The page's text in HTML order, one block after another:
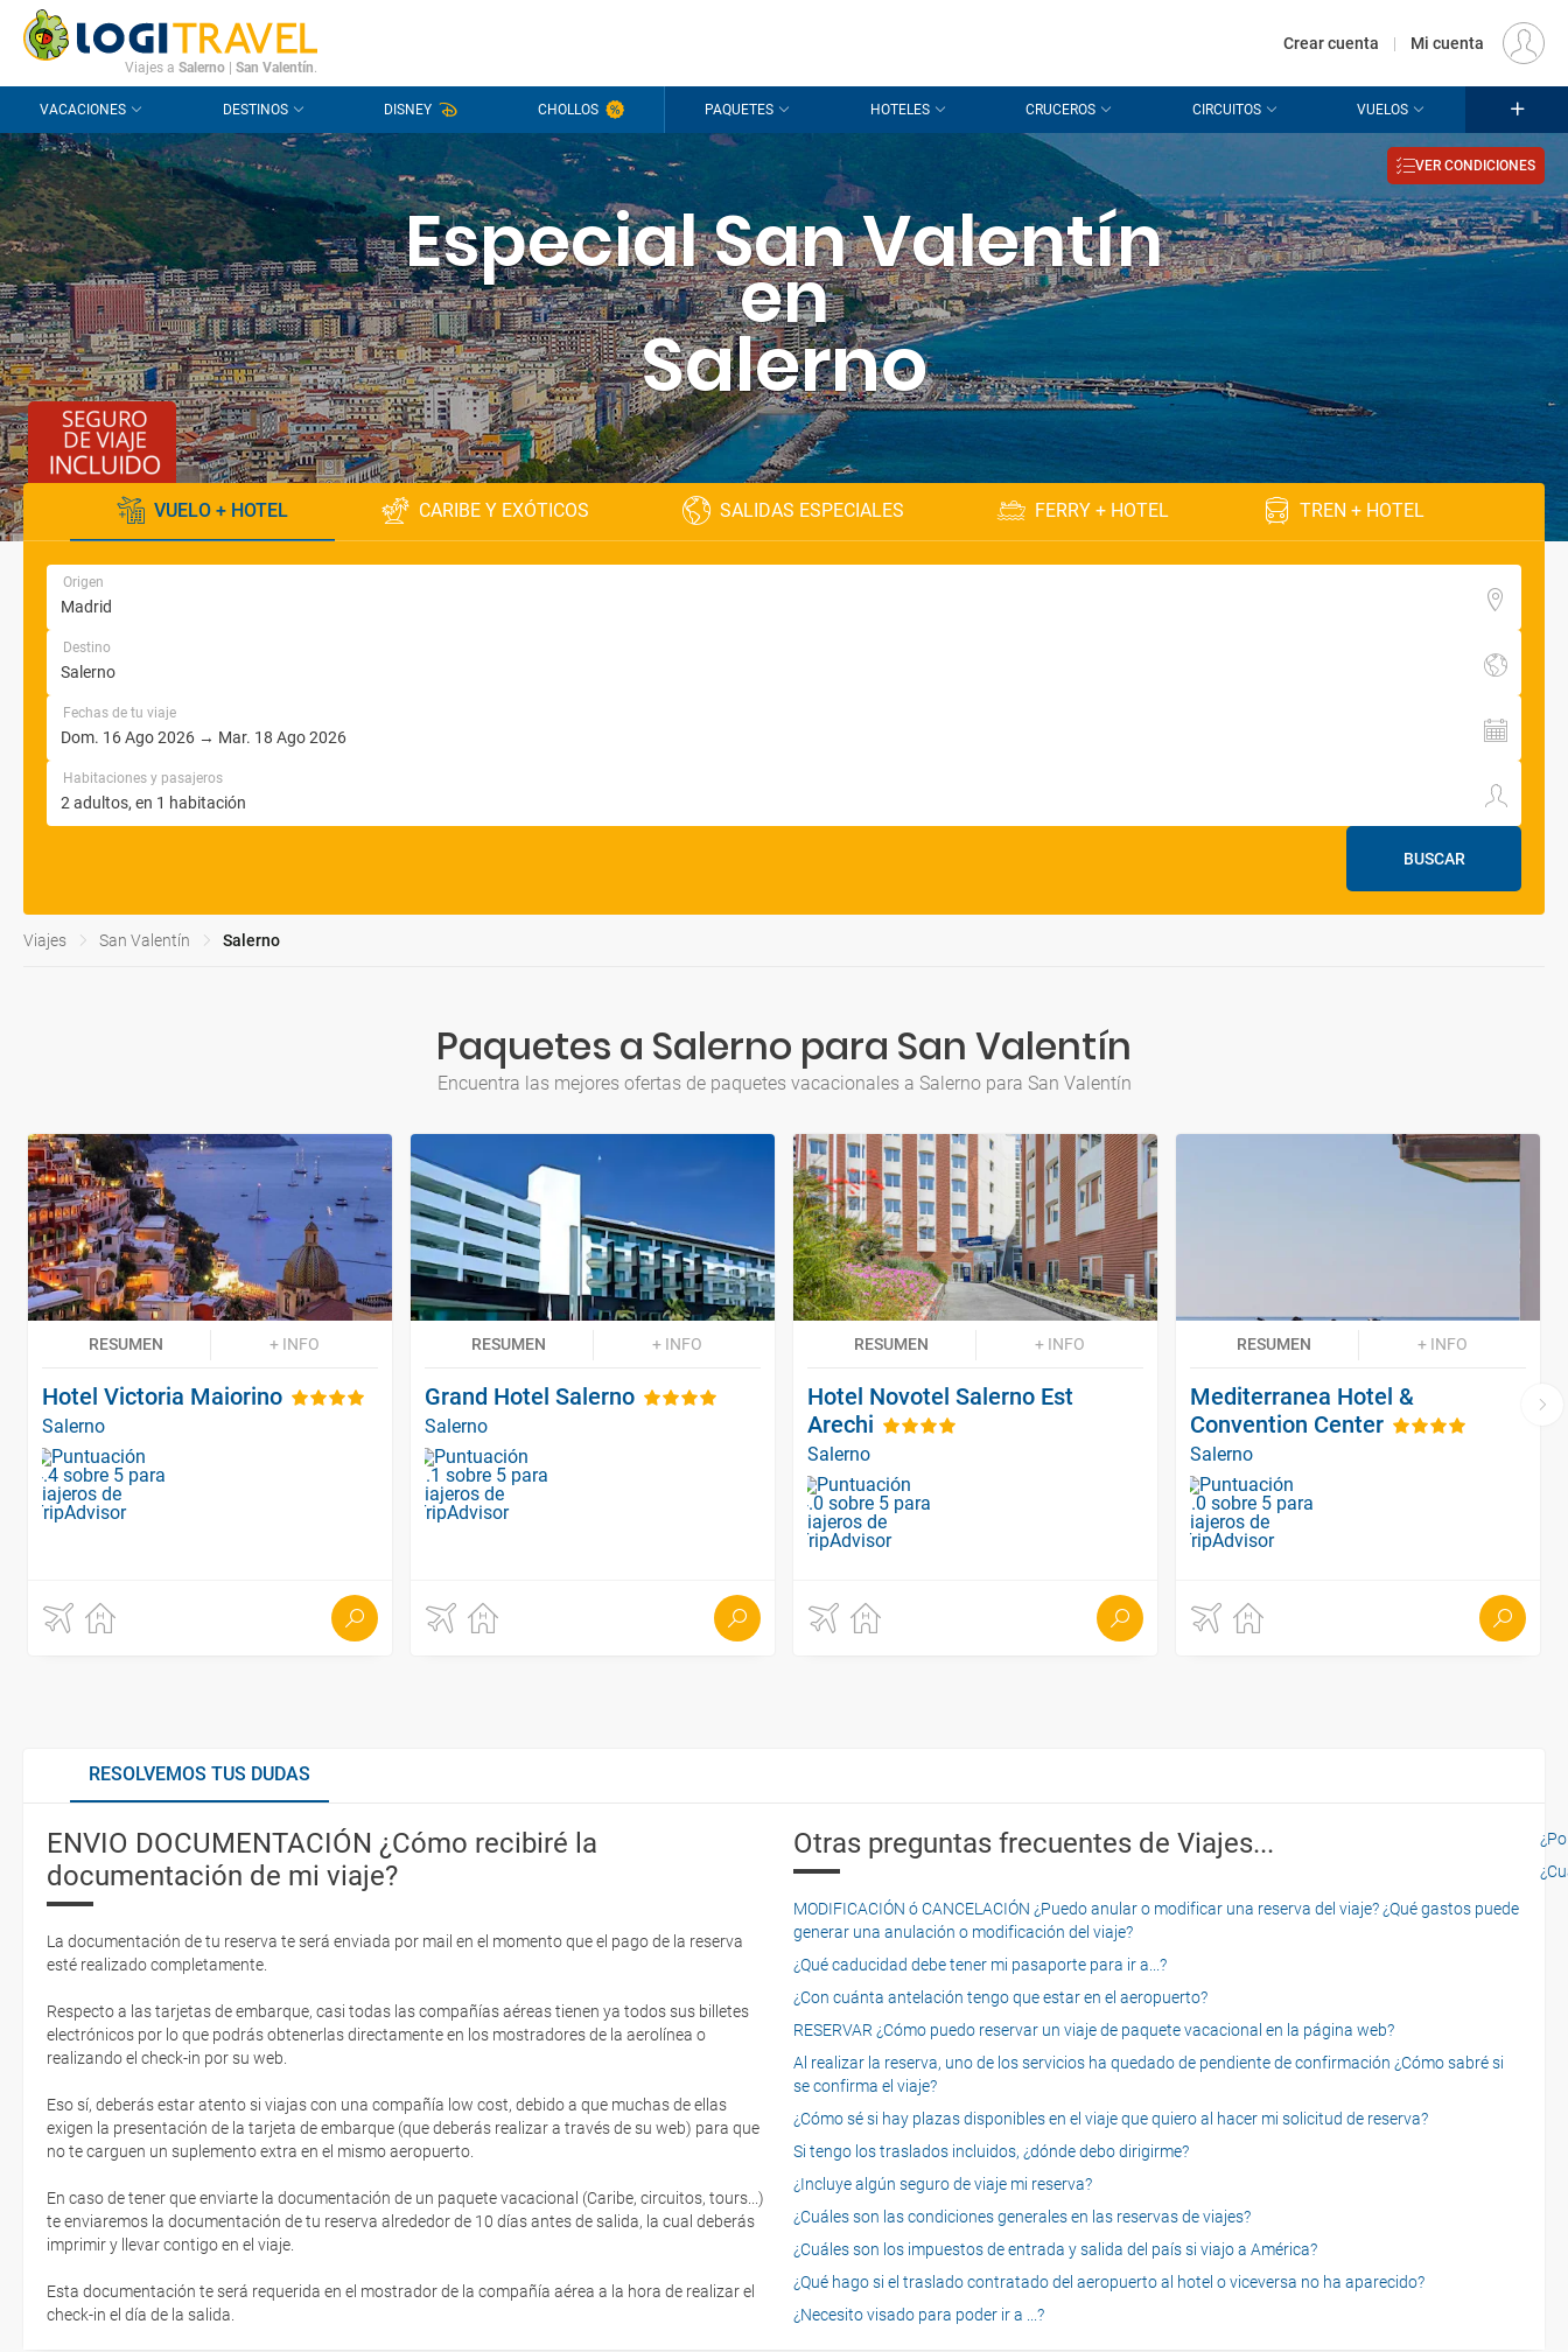
CONTACTO PREGUNTAS FRECUENTES EUR
Viajes a Salerno| San Valentín.
Crear cuenta | Mi cuenta
VACACIONES DESTINOS DISNEY CHOLLOS PAQUETES HOTELES CRUCEROS CIRCUITOS VUELOS
Especial San Valentín
en
Salerno
VER CONDICIONES
VUELO + HOTEL CARIBE Y EXÓTICOS SALIDAS ESPECIALES FERRY + HOTEL TREN + HOTEL
Origen
Destino
Fechas de tu viaje
Habitaciones y pasajeros
BUSCAR
Viajes San Valentín Salerno
Paquetes a Salerno para San Valentín
Encuentra las mejores ofertas de paquetes vacacionales a Salerno para San Valentín
RESUMEN + INFO
Hotel Victoria Maiorino
Salerno
RESUMEN + INFO
Grand Hotel Salerno
Salerno
RESUMEN + INFO
Hotel Novotel Salerno Est
Arechi
Salerno
RESUMEN + INFO
Mediterranea Hotel &
Convention Center
Salerno
RESOLVEMOS TUS DUDAS
ENVIO DOCUMENTACIÓN ¿Cómo recibiré la
documentación de mi viaje?
La documentación de tu reserva te será enviada por mail en el momento que el pago de la reserva
esté realizado completamente.
Respecto a las tarjetas de embarque, casi todas las compañías aéreas tienen ya todos sus billetes
electrónicos por lo que podrás obtenerlas directamente en los mostradores de la aerolínea o
realizando el check-in por su web.
Eso sí, deberás estar atento si viajas con una compañía low cost, debido a que muchas de ellas
exigen la presentación de la tarjeta de embarque (que deberás realizar a través de su web) para que
no te carguen un suplemento extra en el mismo aeropuerto.
En caso de tener que enviarte la documentación de un paquete vacacional (Caribe, circuitos, tours...)
te enviaremos la documentación de tu reserva alrededor de 10 días antes de salida, la cual deberás
imprimir y llevar contigo en el viaje.
Esta documentación te será requerida en el mostrador de la compañía aérea a la hora de realizar el
check-in el día de la salida.
Otras preguntas frecuentes de Viajes...
MODIFICACIÓN ó CANCELACIÓN ¿Puedo anular o modificar una reserva del viaje? ¿Qué gastos puede
generar una anulación o modificación del viaje?
¿Qué caducidad debe tener mi pasaporte para ir a...?
¿Con cuánta antelación tengo que estar en el aeropuerto?
RESERVAR ¿Cómo puedo reservar un viaje de paquete vacacional en la página web?
Al realizar la reserva, uno de los servicios ha quedado de pendiente de confirmación ¿Cómo sabré si
se confirma el viaje?
¿Cómo sé si hay plazas disponibles en el viaje que quiero al hacer mi solicitud de reserva?
Si tengo los traslados incluidos, ¿dónde debo dirigirme?
¿Incluye algún seguro de viaje mi reserva?
¿Cuáles son las condiciones generales en las reservas de viajes?
¿Cuáles son los impuestos de entrada y salida del país si viajo a América?
¿Qué hago si el traslado contratado del aeropuerto al hotel o viceversa no ha aparecido?
¿Necesito visado para poder ir a ...?